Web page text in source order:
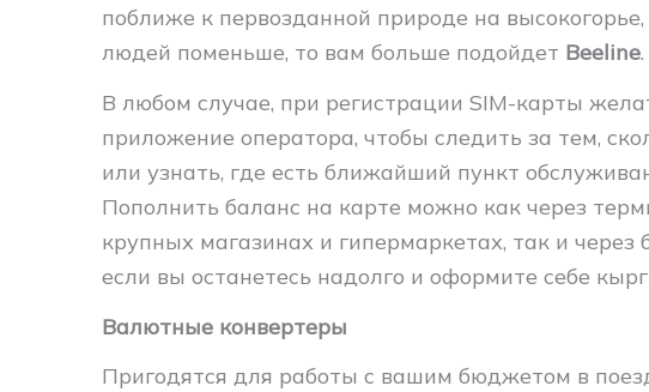
поближе к первозданной природе на высокогорье,
людей поменьше, то вам больше подойдет Beeline.
В любом случае, при регистрации SIM-карты
приложение оператора, чтобы следить за тем,
или узнать, где есть ближайший пункт
Пополнить баланс на карте можно как через
крупных магазинах и гипермаркетах, так и через
если вы останетесь надолго и оформите себе
Валютные конвертеры
Пригодятся для работы с вашим бюджетом в